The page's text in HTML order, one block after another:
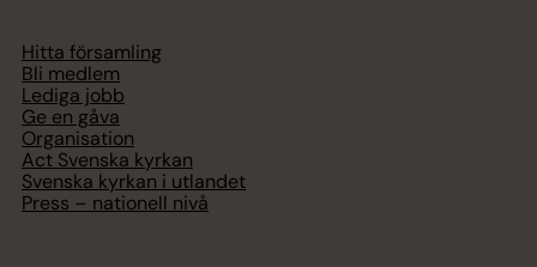
Hitta församling
Bli medlem
Lediga jobb
Ge en gåva
Organisation
Act Svenska kyrkan
Svenska kyrkan i utlandet
Press – nationell nivå